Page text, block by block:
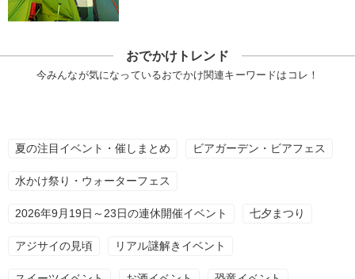
おでかけトレンド
今みんなが気になっているおでかけ関連キーワードはコレ！
夏の注目イベント・催しまとめ ビアガーデン・ビアフェス
水かけ祭り・ウォーターフェス
2026年9月19日～23日の連休開催イベント 七夕まつり
アジサイの見頃 リアル謎解きイベント